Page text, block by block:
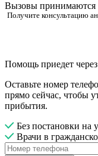
Вызовы принимаются
Получите консультацию
Помощь приедет
Оставьте номер
прямо сейчас, чтобы
прибытия.
Без постановки на
Врачи в